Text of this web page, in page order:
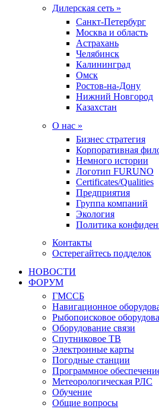
Дилерская сеть »
Санкт-Петербург
Москва и область
Астрахань
Челябинск
Калининград
Омск
Ростов-на-Дону
Нижний Новгород
Казахстан
О нас »
Бизнес стратегия
Корпоративная
Немного истории
Логотип FURUNO
Certificates/Qualities
Предприятия
Группа компаний
Экология
Политика
Контакты
Остерегайтесь подделок
НОВОСТИ
ФОРУМ
ГМССБ
Навигационное
Рыбопоисковое
Оборудование связи
Спутниковое ТВ
Электронные карты
Погодные станции
Программное
Метеорологическая РЛС
Обучение
Общие вопросы